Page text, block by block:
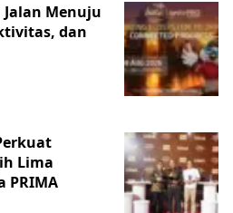
Jalan Menuju
dan
Lima
PRIMA